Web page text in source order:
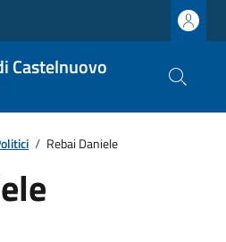
Castelnuovo
/ Rebai Daniele